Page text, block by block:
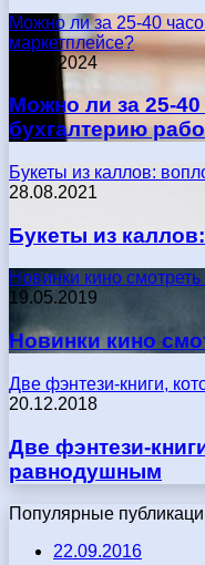
Можно ли за 25-40
маркетплейсе?
17.05.2024
Можно ли за 25-40
бухгалтерию
Букеты из каллов:
28.08.2021
Букеты из
Новинки кино
19.05.2019
Новинки кино
Две фэнтези-книги,
20.12.2018
Две фэнтези-
равнодушным
Популярные
22.09.2016